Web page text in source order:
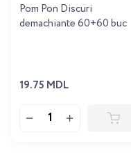
Pom Pon Discuri
demachiante 60+60 buc
19.75 MDL